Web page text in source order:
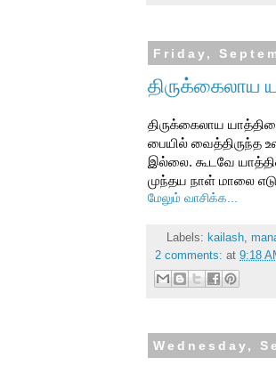
Friday,
திருக்கைலாய
திருக்கைலாய
பையில் வைத்திருந்த
இல்லை. கூடவே
முந்தய நாள் மாலை
மேலும் வாசிக்க...
Labels: kailash,
2 comments: at 9:18
Wednesday,